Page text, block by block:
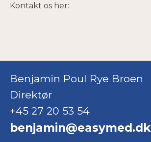
Kontakt os her:
Benjamin Poul Rye Broen
Direktør
+45 27 20 53 54
benjamin@easymed.dk